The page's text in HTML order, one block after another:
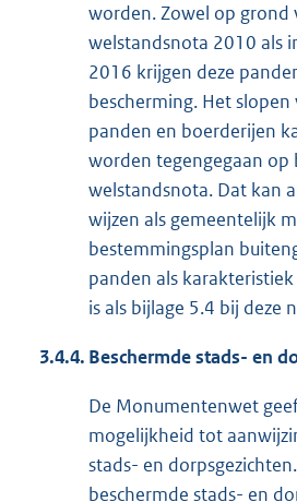
worden. Zowel op grond
welstandsnota 2010 als
2016 krijgen deze
bescherming. Het
panden en boerderijen
worden tegengegaan op
welstandsnota. Dat kan
wijzen als gemeentelijk
bestemmingsplan
panden als
is als bijlage 5.4 bij deze
3.4.4. Beschermde stads- en
De Monumentenwet
mogelijkheid tot
stads- en
beschermde stads- en